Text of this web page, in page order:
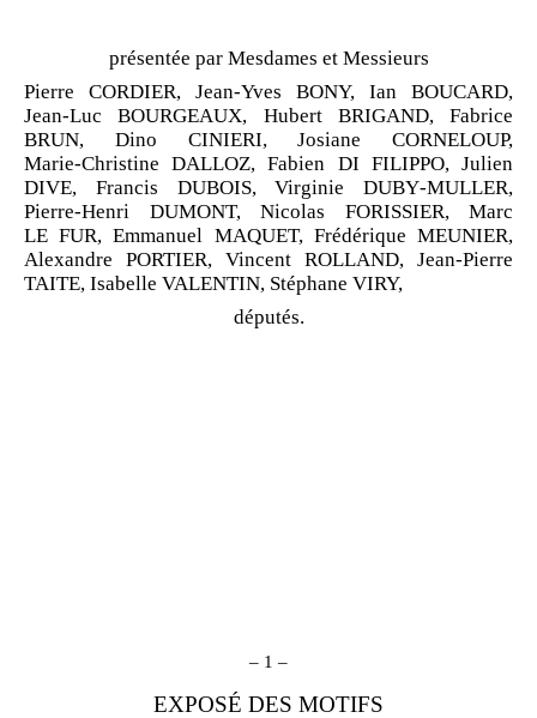
présentée par Mesdames et Messieurs
Pierre CORDIER, Jean‑Yves BONY, Ian BOUCARD,
Jean-Luc BOURGEAUX, Hubert BRIGAND, Fabrice
BRUN, Dino CINIERI, Josiane CORNELOUP,
Marie‑Christine DALLOZ, Fabien DI FILIPPO, Julien
DIVE, Francis DUBOIS, Virginie DUBY‑MULLER,
Pierre‑Henri DUMONT, Nicolas FORISSIER, Marc
LE FUR, Emmanuel MAQUET, Frédérique MEUNIER,
Alexandre PORTIER, Vincent ROLLAND, Jean-Pierre
TAITE, Isabelle VALENTIN, Stéphane VIRY,
députés.
– 1 –
EXPOSÉ DES MOTIFS